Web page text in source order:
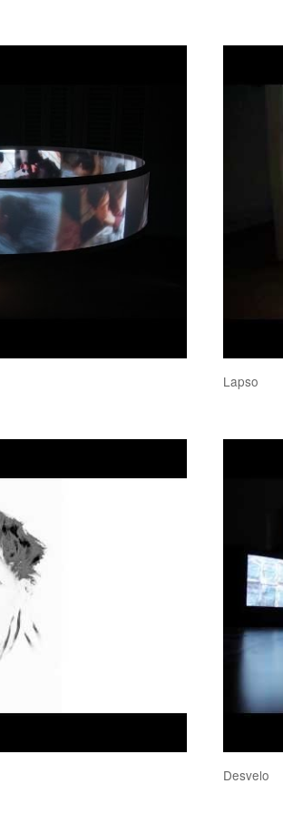
Lapso
Desvelo